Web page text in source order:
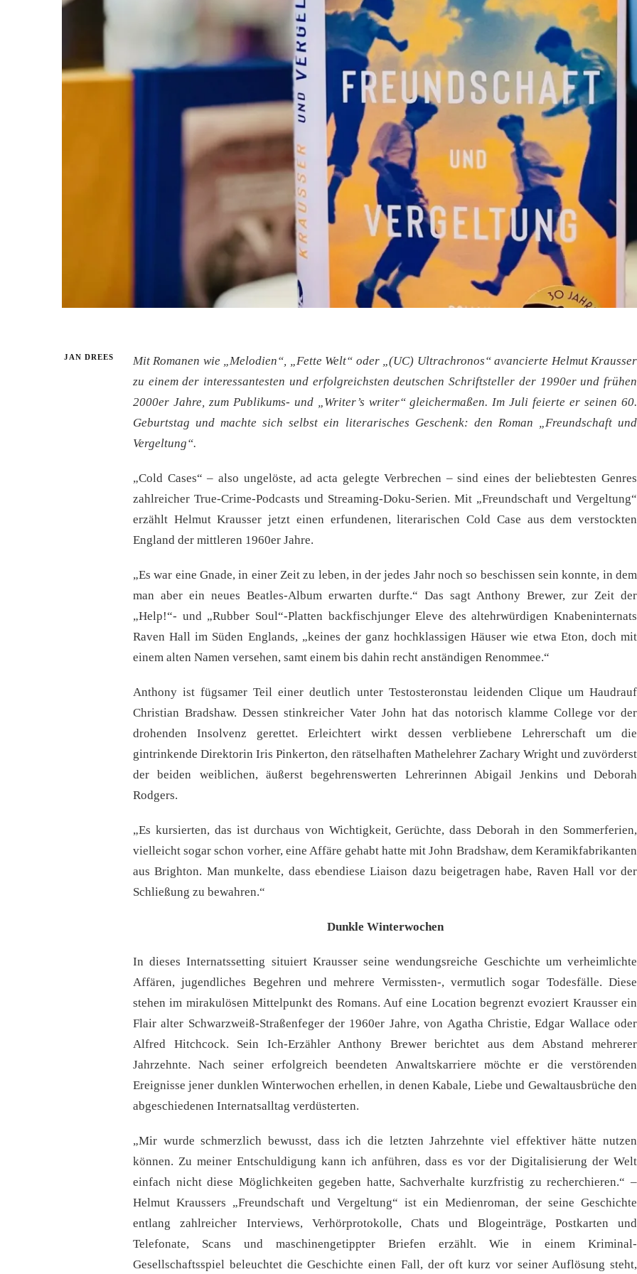
JAN DREES
Mit Romanen wie „Melodien“, „Fette Welt“ oder „(UC) Ultrachronos“ avancierte Helmut Krausser
zu einem der interessantesten und erfolgreichsten deutschen Schriftsteller der 1990er und frühen
2000er Jahre, zum Publikums- und „Writer’s writer“ gleichermaßen. Im Juli feierte er seinen 60.
Geburtstag und machte sich selbst ein literarisches Geschenk: den Roman „Freundschaft und
Vergeltung“.
„Cold Cases“ – also ungelöste, ad acta gelegte Verbrechen – sind eines der beliebtesten Genres
zahlreicher True-Crime-Podcasts und Streaming-Doku-Serien. Mit „Freundschaft und Vergeltung“
erzählt Helmut Krausser jetzt einen erfundenen, literarischen Cold Case aus dem verstockten
England der mittleren 1960er Jahre.
„Es war eine Gnade, in einer Zeit zu leben, in der jedes Jahr noch so beschissen sein konnte, in dem
man aber ein neues Beatles-Album erwarten durfte.“ Das sagt Anthony Brewer, zur Zeit der
„Help!“- und „Rubber Soul“-Platten backfischjunger Eleve des altehrwürdigen Knabeninternats
Raven Hall im Süden Englands, „keines der ganz hochklassigen Häuser wie etwa Eton, doch mit
einem alten Namen versehen, samt einem bis dahin recht anständigen Renommee.“
Anthony ist fügsamer Teil einer deutlich unter Testosteronstau leidenden Clique um Haudrauf
Christian Bradshaw. Dessen stinkreicher Vater John hat das notorisch klamme College vor der
drohenden Insolvenz gerettet. Erleichtert wirkt dessen verbliebene Lehrerschaft um die
gintrinkende Direktorin Iris Pinkerton, den rätselhaften Mathelehrer Zachary Wright und zuvörderst
der beiden weiblichen, äußerst begehrenswerten Lehrerinnen Abigail Jenkins und Deborah
Rodgers.
„Es kursierten, das ist durchaus von Wichtigkeit, Gerüchte, dass Deborah in den Sommerferien,
vielleicht sogar schon vorher, eine Affäre gehabt hatte mit John Bradshaw, dem Keramikfabrikanten
aus Brighton. Man munkelte, dass ebendiese Liaison dazu beigetragen habe, Raven Hall vor der
Schließung zu bewahren.“
Dunkle Winterwochen
In dieses Internatssetting situiert Krausser seine wendungsreiche Geschichte um verheimlichte
Affären, jugendliches Begehren und mehrere Vermissten-, vermutlich sogar Todesfälle. Diese
stehen im mirakulösen Mittelpunkt des Romans. Auf eine Location begrenzt evoziert Krausser ein
Flair alter Schwarzweiß-Straßenfeger der 1960er Jahre, von Agatha Christie, Edgar Wallace oder
Alfred Hitchcock. Sein Ich-Erzähler Anthony Brewer berichtet aus dem Abstand mehrerer
Jahrzehnte. Nach seiner erfolgreich beendeten Anwaltskarriere möchte er die verstörenden
Ereignisse jener dunklen Winterwochen erhellen, in denen Kabale, Liebe und Gewaltausbrüche den
abgeschiedenen Internatsalltag verdüsterten.
„Mir wurde schmerzlich bewusst, dass ich die letzten Jahrzehnte viel effektiver hätte nutzen
können. Zu meiner Entschuldigung kann ich anführen, dass es vor der Digitalisierung der Welt
einfach nicht diese Möglichkeiten gegeben hatte, Sachverhalte kurzfristig zu recherchieren.“ –
Helmut Kraussers „Freundschaft und Vergeltung“ ist ein Medienroman, der seine Geschichte
entlang zahlreicher Interviews, Verhörprotokolle, Chats und Blogeinträge, Postkarten und
Telefonate, Scans und maschinengetippter Briefen erzählt. Wie in einem Kriminal-
Gesellschaftsspiel beleuchtet die Geschichte einen Fall, der oft kurz vor seiner Auflösung steht,